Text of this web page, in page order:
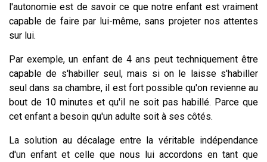
l'autonomie est de savoir ce que notre enfant est vraiment
capable de faire par lui-même, sans projeter nos attentes
sur lui.
Par exemple, un enfant de 4 ans peut techniquement être
capable de s'habiller seul, mais si on le laisse s'habiller
seul dans sa chambre, il est fort possible qu'on revienne au
bout de 10 minutes et qu'il ne soit pas habillé. Parce que
cet enfant a besoin qu'un adulte soit à ses côtés.
La solution au décalage entre la véritable indépendance
d'un enfant et celle que nous lui accordons en tant que